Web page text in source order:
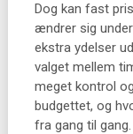
Dog kan fast
ændrer sig
ekstra ydelser
valget mellem
meget kontrol
budgettet, og
fra gang til